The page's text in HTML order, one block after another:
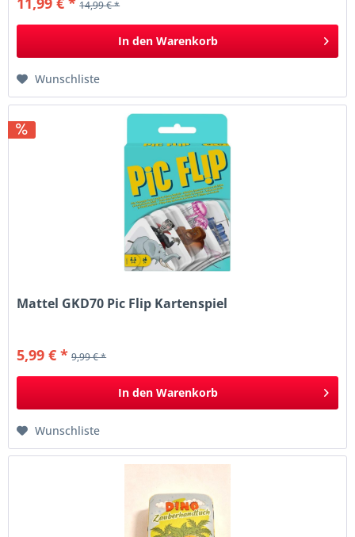
14,99 € *
In den Warenkorb
Wunschliste
Mattel GKD70 Pic Flip Kartenspiel
5,99 € * 9,99 € *
In den Warenkorb
Wunschliste